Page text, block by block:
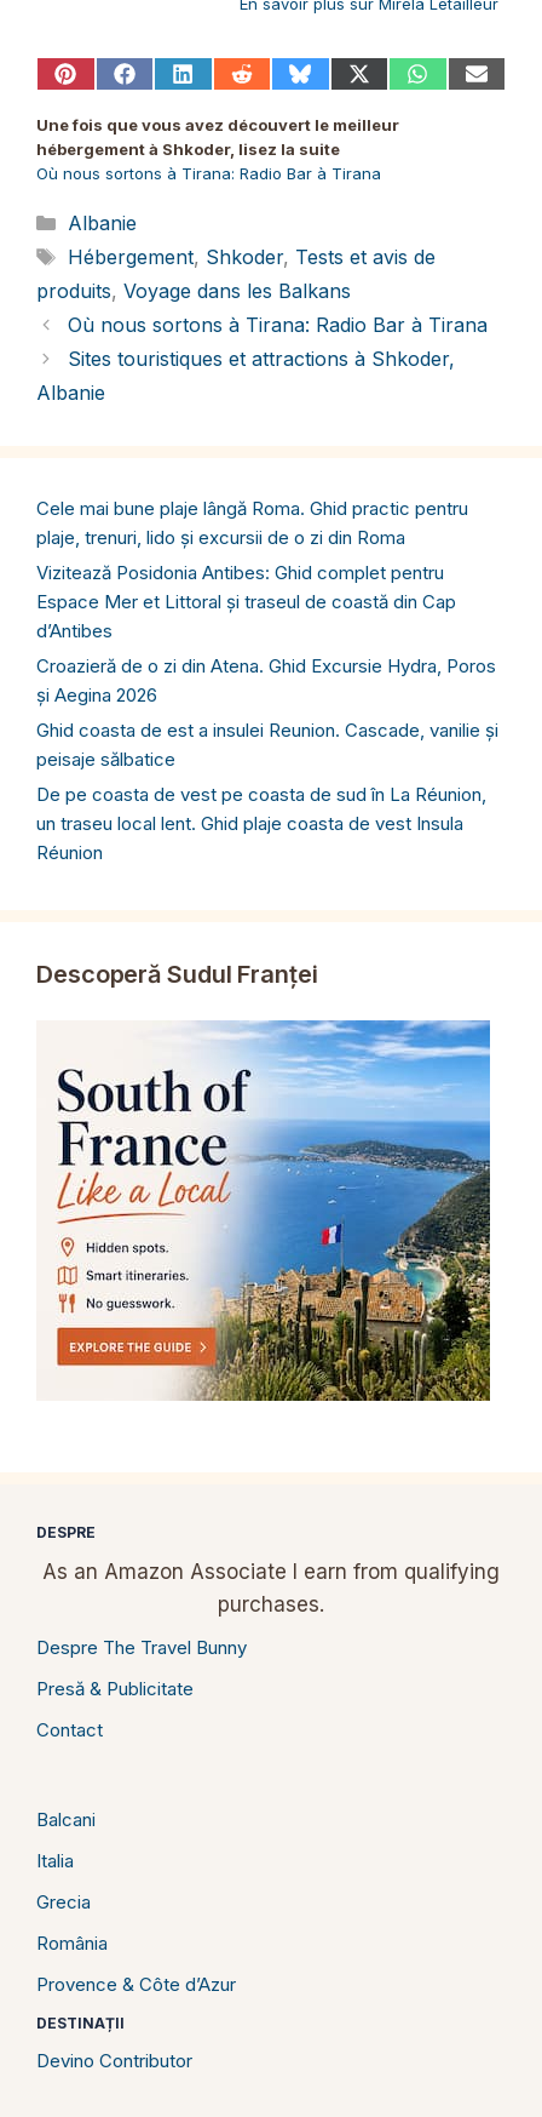
Share
Pinterest
Share
Facebook
Share
LinkedIn
Share
Reddit
Share
Bluesky
Share
X
(Twitter)
ShareShare
Une fois que vous avez découvert le meilleur
hébergement à Shkoder, lisez la suite
Où nous sortons à Tirana: Radio Bar à Tirana
Catégories
Albanie
Étiquettes
Hébergement, Shkoder, Tests et avis de
produits, Voyage dans les Balkans
Où nous sortons à Tirana: Radio Bar à Tirana
Sites touristiques et attractions à Shkoder,
Albanie
Cele mai bune plaje lângă Roma. Ghid practic pentru
plaje, trenuri, lido și excursii de o zi din Roma
Vizitează Posidonia Antibes: Ghid complet pentru
Espace Mer et Littoral și traseul de coastă din Cap
d’Antibes
Croazieră de o zi din Atena. Ghid Excursie Hydra, Poros
și Aegina 2026
Ghid coasta de est a insulei Reunion. Cascade, vanilie și
peisaje sălbatice
De pe coasta de vest pe coasta de sud în La Réunion,
un traseu local lent. Ghid plaje coasta de vest Insula
Réunion
Descoperă Sudul Franței
DESPRE
As an Amazon Associate I earn from qualifying
purchases.
Despre The Travel Bunny
Presă & Publicitate
Contact
Balcani
Italia
Grecia
România
Provence & Côte d’Azur
DESTINAȚII
Devino Contributor